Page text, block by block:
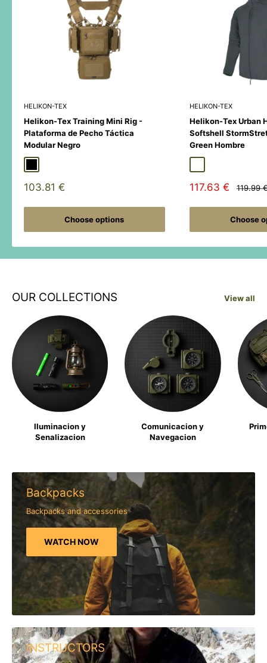
HELIKON-TEX
Helikon-Tex Training Mini Rig -
Plataforma de Pecho Táctica
Modular Negro
Sale
103.81 €
Choose options
HELIKON-TEX
Helikon-Tex Urban
Softshell
Green Hombre
Sale
117.63 €
Regular
119.99
Choose
OUR COLLECTIONS View all
Iluminacion y
Senalizacion
Comunicacion y
Navegacion
Backpacks
Backpacks and accessories
WATCH NOW
INSTRUCTORS